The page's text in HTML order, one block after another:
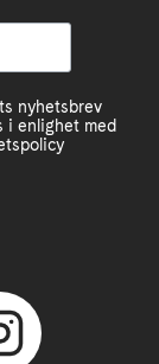
nyhetsbrev
i enlighet med